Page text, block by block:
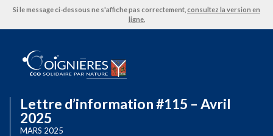
Si le message ci-dessous ne s'affiche pas correctement, consultez la version en
ligne.
Lettre d’information #115 – Avril
2025
MARS 2025